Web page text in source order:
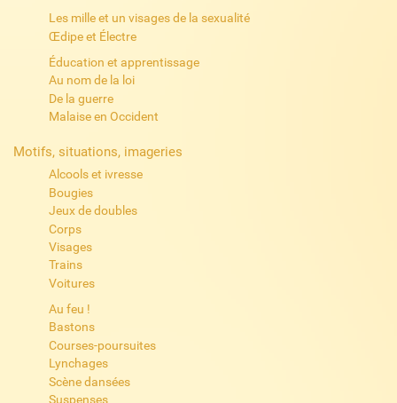
Les mille et un visages de la sexualité
Œdipe et Électre
Éducation et apprentissage
Au nom de la loi
De la guerre
Malaise en Occident
Motifs, situations, imageries
Alcools et ivresse
Bougies
Jeux de doubles
Corps
Visages
Trains
Voitures
Au feu !
Bastons
Courses-poursuites
Lynchages
Scène dansées
Suspenses